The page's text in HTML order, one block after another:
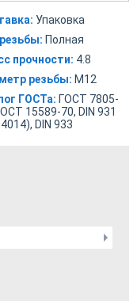
Упаковка
Полная
прочности: 4.8
резьбы: М12
ГОСТа: ГОСТ 7805-
15589-70, DIN 931
DIN 933